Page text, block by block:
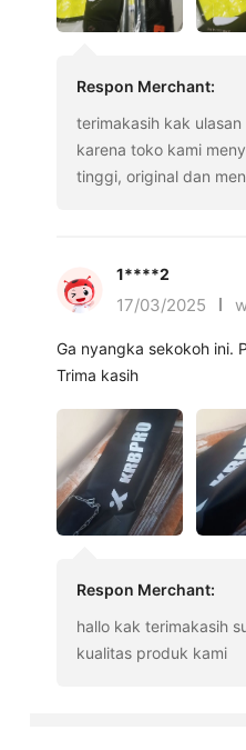
Respon Merchant:
terimakasih kak
karena toko kami
tinggi, original dan
1****2
17/03/2025
Ga nyangka sekokoh ini.
Trima kasih
Respon Merchant:
hallo kak terimakasih
kualitas produk kami